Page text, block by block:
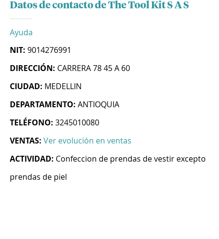
Datos de contacto de The Tool Kit S A S
Ayuda
NIT: 9014276991
DIRECCIÓN: CARRERA 78 45 A 60
CIUDAD: MEDELLIN
DEPARTAMENTO: ANTIOQUIA
TELÉFONO: 3245010080
VENTAS: Ver evolución en ventas
ACTIVIDAD: Confeccion de prendas de vestir excepto
prendas de piel